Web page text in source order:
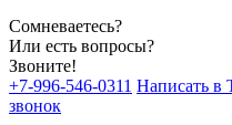
Сомневаетесь?
Или есть вопросы?
Звоните!
+7-996-546-0311 Написать в
звонок